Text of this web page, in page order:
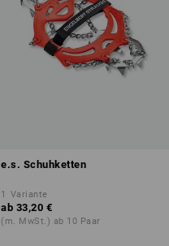
e.s. Schuhketten
1 Variante
ab 33,20 €
(m. MwSt.) ab 10 Paar